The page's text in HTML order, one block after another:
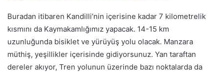
Buradan itibaren Kandilli’nin içerisine kadar 7 kilometrelik
kısmını da Kaymakamlığımız yapacak. 14-15 km
uzunluğunda bisiklet ve yürüyüş yolu olacak. Manzara
müthiş, yeşillikler içerisinde gidiyorsunuz. Yan taraftan
dereler akıyor, Tren yolunun üzerinde bazı noktalarda da